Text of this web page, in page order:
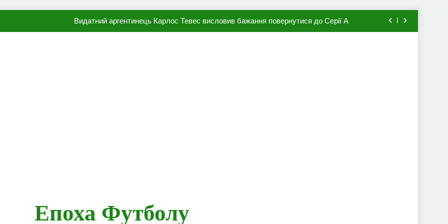
Видатний аргентинець Карлос Тевес висловив бажання повернутися до Серії А
Епоха Футболу